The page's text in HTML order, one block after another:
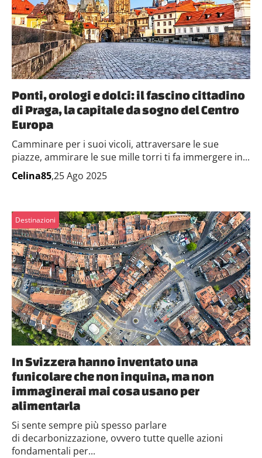
Ponti, orologi e dolci: il fascino cittadino
di Praga, la capitale da sogno del Centro
Europa
Camminare per i suoi vicoli, attraversare le sue
piazze, ammirare le sue mille torri ti fa immergere in...
Celina85,25 Ago 2025
Destinazioni
In Svizzera hanno inventato una
funicolare che non inquina, ma non
immaginerai mai cosa usano per
alimentarla
Si sente sempre più spesso parlare
di decarbonizzazione, ovvero tutte quelle azioni
fondamentali per...